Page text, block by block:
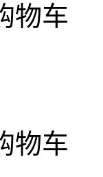
物车
物车